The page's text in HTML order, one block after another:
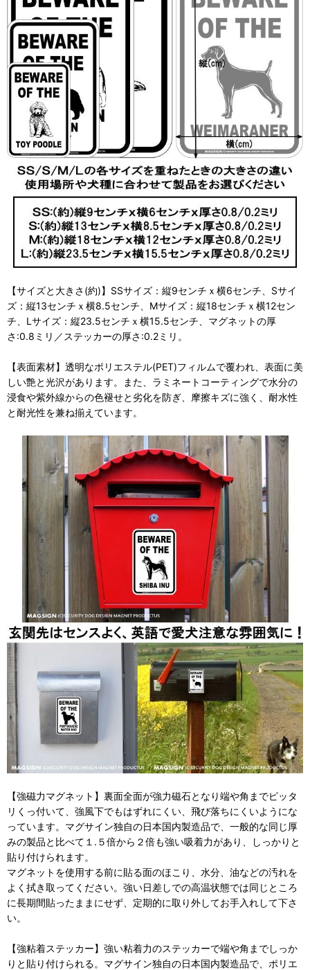
【サイズと大きさ(約)】SSサイズ：縦9センチｘ横6センチ、Sサイ
ズ：縦13センチｘ横8.5センチ、Mサイズ：縦18センチｘ横12セン
チ、Lサイズ：縦23.5センチｘ横15.5センチ、マグネットの厚
さ:0.8ミリ／ステッカーの厚さ:0.2ミリ。
【表面素材】透明なポリエステル(PET)フィルムで覆われ、表面に美
しい艶と光沢があります。また、ラミネートコーティングで水分の
浸食や紫外線からの色褪せと劣化を防ぎ、摩擦キズに強く、耐水性
と耐光性を兼ね揃えています。
【強磁力マグネット】裏面全面が強力磁石となり端や角までピッタ
リくっ付いて、強風下でもはずれにくい、飛び落ちにくいようにな
っています。マグサイン独自の日本国内製造品で、一般的な同じ厚
みの製品と比べて１.５倍から２倍も強い吸着力があり、しっかりと
貼り付けられます。
マグネットを使用する前に貼る面のほこり、水分、油などの汚れを
よく拭き取ってください。強い日差しでの高温状態では同じところ
に長期間貼ったままにせず、定期的に取り外してお手入れして下さ
い。
【強粘着ステッカー】強い粘着力のステッカーで端や角までしっか
りと貼り付けられる。マグサイン独自の日本国内製造品で、ポリエ